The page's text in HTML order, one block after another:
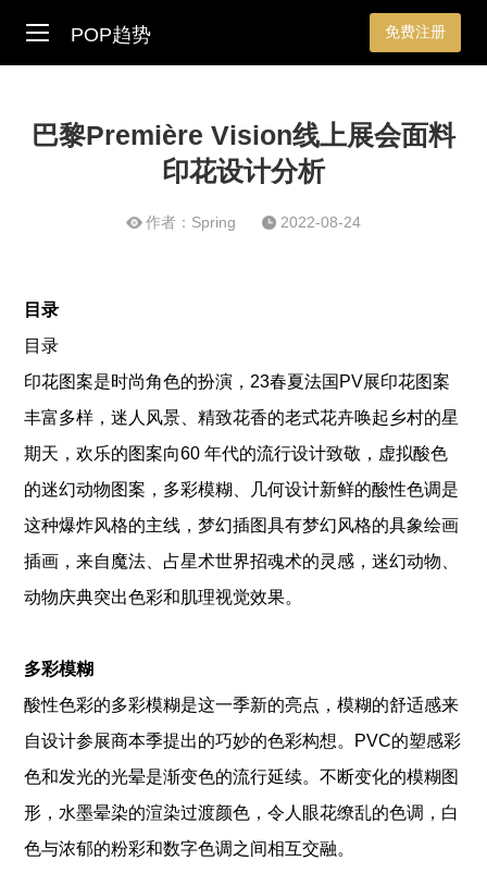
POP趋势 免费注册
巴黎Première Vision线上展会面料
印花设计分析
作者：Spring 2022-08-24
目录
目录
印花图案是时尚角色的扮演，23春夏法国PV展印花图案
丰富多样，迷人风景、精致花香的老式花卉唤起乡村的星
期天，欢乐的图案向60 年代的流行设计致敬，虚拟酸色
的迷幻动物图案，多彩模糊、几何设计新鲜的酸性色调是
这种爆炸风格的主线，梦幻插图具有梦幻风格的具象绘画
插画，来自魔法、占星术世界招魂术的灵感，迷幻动物、
动物庆典突出色彩和肌理视觉效果。
多彩模糊
酸性色彩的多彩模糊是这一季新的亮点，模糊的舒适感来
自设计参展商本季提出的巧妙的色彩构想。PVC的塑感彩
色和发光的光晕是渐变色的流行延续。不断变化的模糊图
形，水墨晕染的渲染过渡颜色，令人眼花缭乱的色调，白
色与浓郁的粉彩和数字色调之间相互交融。